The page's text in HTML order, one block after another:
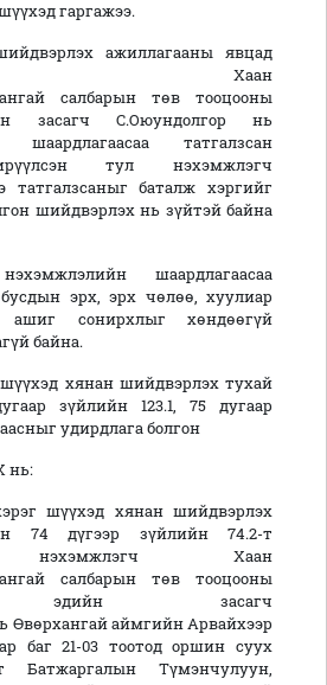
гаргажээ.
ажиллагааны явцад
Хаан
салбарын төв тооцооны
засагч С.Оюундолгор нь
шаардлагаасаа татгалзсан
тул нэхэмжлэгч
татгалзсаныг баталж хэргийг
шийдвэрлэх нь зүйтэй байна
шаардлагаасаа
эрх, эрх чөлөө, хуулиар
ашиг сонирхлыг хөндөөгүй
байна.
хянан шийдвэрлэх тухай
зүйлийн 123.1, 75 дугаар
удирдлага болгон
нь:
шүүхэд хянан шийдвэрлэх
74 дүгээр зүйлийн 74.2-т
нэхэмжлэгч Хаан
салбарын төв тооцооны
эдийн засагч
Өвөрхангай аймгийн Арвайхээр
баг 21-03 тоотод оршин суух
Батжаргалын Түмэнчулуун,